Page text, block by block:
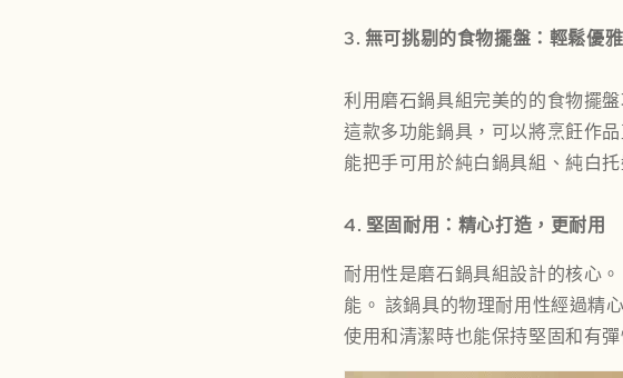
3. 無可挑剔的食物擺盤：輕鬆優雅
利用磨石鍋具組完美的的食物擺
這款多功能鍋具，可以將烹飪作
能把手可用於純白鍋具組、純白
4. 堅固耐用：精心打造，更耐用
耐用性是磨石鍋具組設計的核心
能。 該鍋具的物理耐用性經過精
使用和清潔時也能保持堅固和有彈